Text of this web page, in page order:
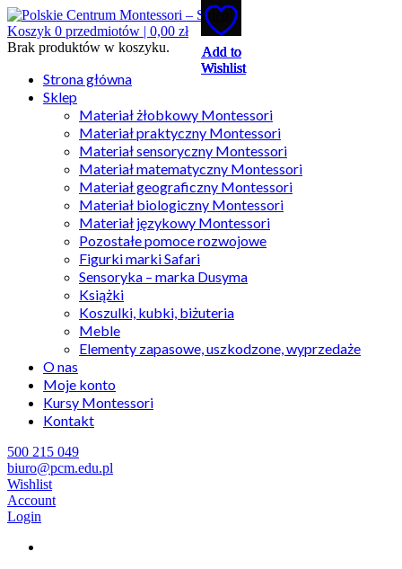
Koszyk 0 przedmiotów | 0,00 zł
Brak produktów w koszyku.
Strona główna
Sklep
Materiał żłobkowy Montessori
Materiał praktyczny Montessori
Materiał sensoryczny Montessori
Materiał matematyczny Montessori
Materiał geograficzny Montessori
Materiał biologiczny Montessori
Materiał językowy Montessori
Pozostałe pomoce rozwojowe
Figurki marki Safari
Sensoryka – marka Dusyma
Książki
Koszulki, kubki, biżuteria
Meble
Elementy zapasowe, uszkodzone, wyprzedaże
O nas
Moje konto
Kursy Montessori
Kontakt
500 215 049
biuro@pcm.edu.pl
Wishlist
Account
Login
Add to
Wishlist
Add to
Wishlist
Add to
Wishlist
Add to
Wishlist
Add to
Wishlist